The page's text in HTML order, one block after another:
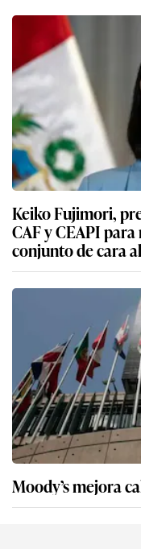
Keiko Fujimori,
CAF y CEAPI
conjunto de cara